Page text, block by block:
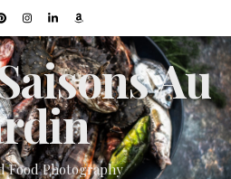
Au
Food Photography